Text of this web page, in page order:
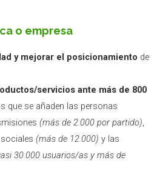
o empresa
y mejorar el posicionamiento de
servicios ante más de 800
que se añaden las personas
(más de 2.000 por partido)
(más de 12.000) y las
30.000 usuarios/as y más de